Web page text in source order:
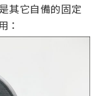
其它自備的固定
：